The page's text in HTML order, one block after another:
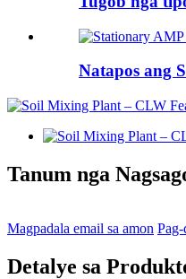
Natapos ang
Tanum nga
Magpadala email sa amon
Detalye sa